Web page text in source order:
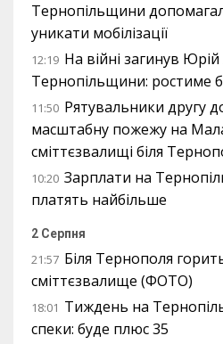
Тернопільщини
уникати мобілізації
12:19 На війні загинув
Тернопільщини: ростиме
11:50 Рятувальники другу
масштабну пожежу на
сміттєзвалищі біля
10:20 Зарплати на
платять найбільше
2 Серпня
21:57 Біля Тернополя
сміттєзвалище (ФОТО)
18:01 Тиждень на
спеки: буде плюс 35